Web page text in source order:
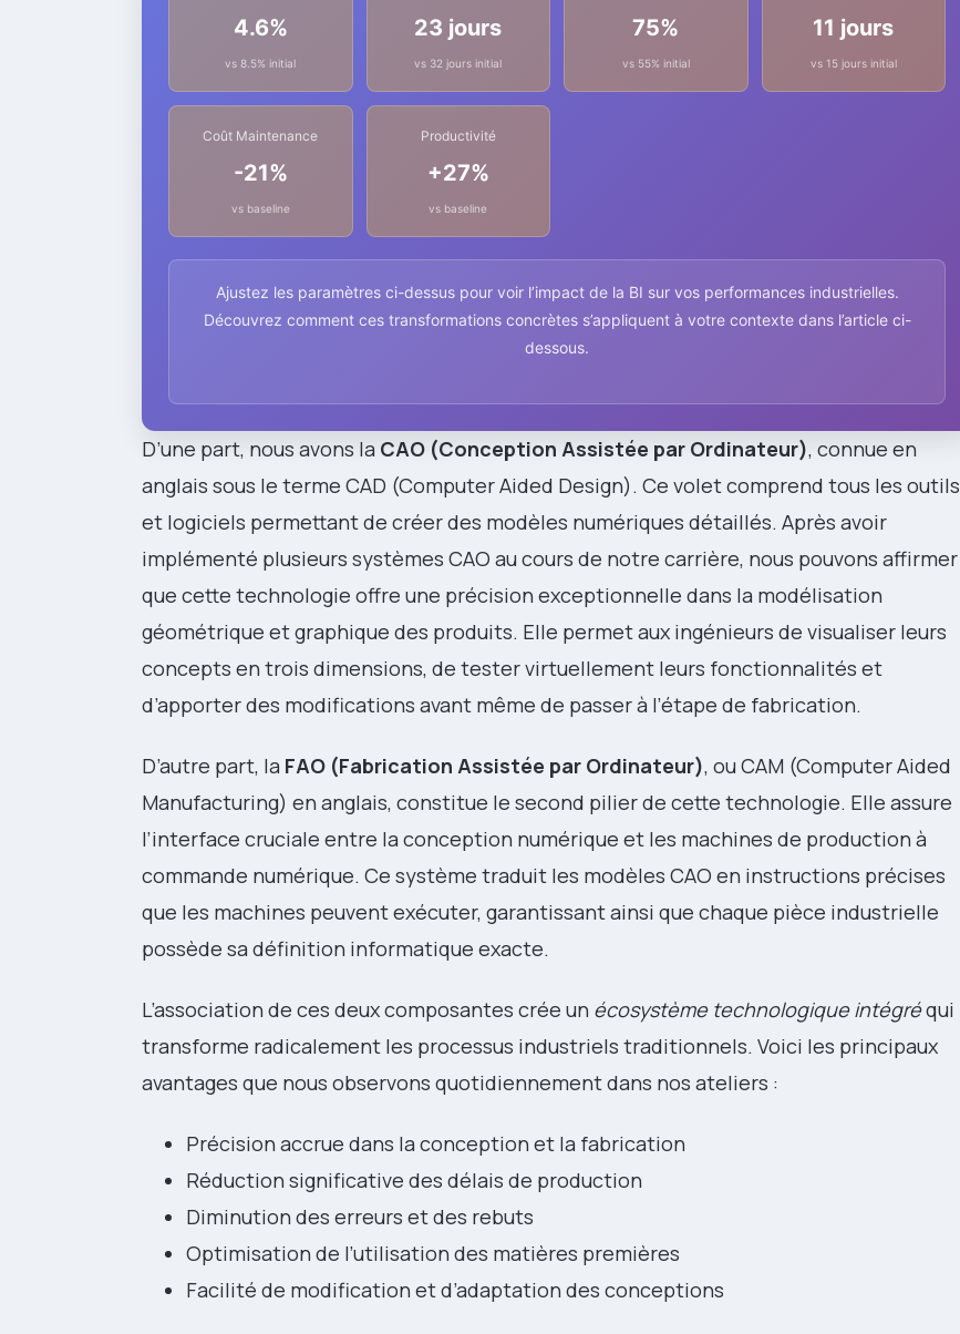
4.6%
vs 8.5% initial
23 jours
vs 32 jours initial
75%
vs 55% initial
11 jours
vs 15 jours initial
Coût Maintenance
-21%
vs baseline
Productivité
+27%
vs baseline
Ajustez les paramètres ci-dessus pour voir l’impact de la BI sur vos performances industrielles.
Découvrez comment ces transformations concrètes s’appliquent à votre contexte dans l’article ci-
dessous.
D’une part, nous avons la CAO (Conception Assistée par Ordinateur), connue en
anglais sous le terme CAD (Computer Aided Design). Ce volet comprend tous les outils
et logiciels permettant de créer des modèles numériques détaillés. Après avoir
implémenté plusieurs systèmes CAO au cours de notre carrière, nous pouvons affirmer
que cette technologie offre une précision exceptionnelle dans la modélisation
géométrique et graphique des produits. Elle permet aux ingénieurs de visualiser leurs
concepts en trois dimensions, de tester virtuellement leurs fonctionnalités et
d’apporter des modifications avant même de passer à l’étape de fabrication.
D’autre part, la FAO (Fabrication Assistée par Ordinateur), ou CAM (Computer Aided
Manufacturing) en anglais, constitue le second pilier de cette technologie. Elle assure
l’interface cruciale entre la conception numérique et les machines de production à
commande numérique. Ce système traduit les modèles CAO en instructions précises
que les machines peuvent exécuter, garantissant ainsi que chaque pièce industrielle
possède sa définition informatique exacte.
L’association de ces deux composantes crée un écosystème technologique intégréqui
transforme radicalement les processus industriels traditionnels. Voici les principaux
avantages que nous observons quotidiennement dans nos ateliers :
Précision accrue dans la conception et la fabrication
Réduction significative des délais de production
Diminution des erreurs et des rebuts
Optimisation de l’utilisation des matières premières
Facilité de modification et d’adaptation des conceptions